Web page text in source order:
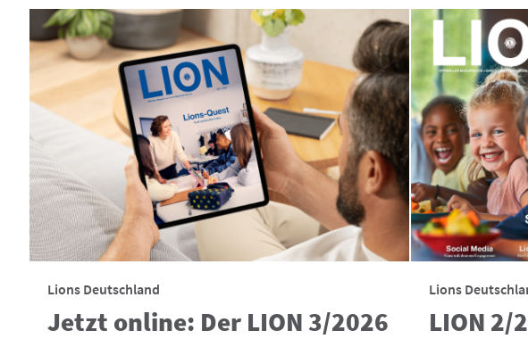
Lions Deutschland
Jetzt online: Der LION 3/2026
Lions
LION 2/